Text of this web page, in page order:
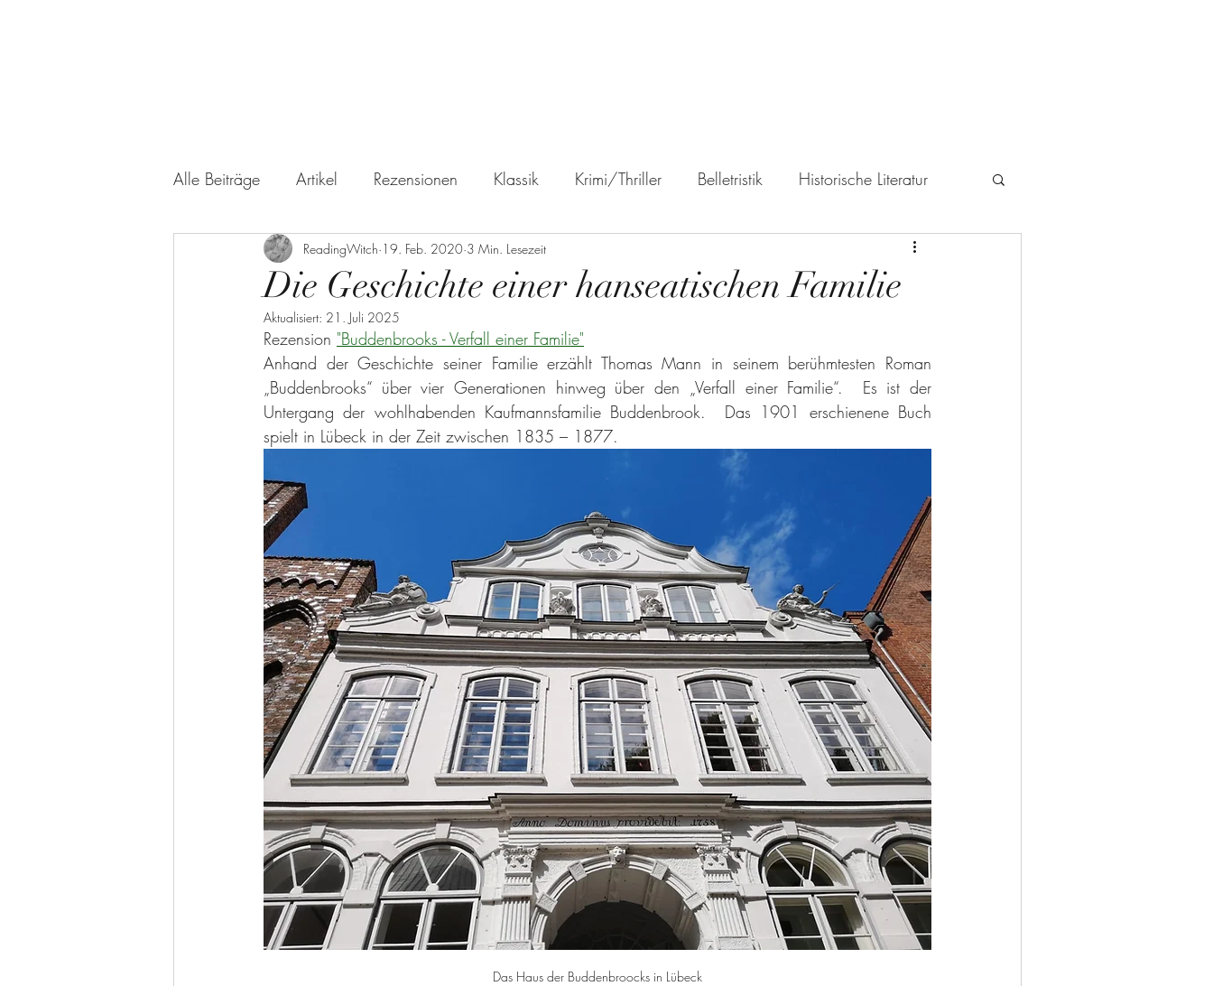
Alle Beiträge Artikel Rezensionen Klassik Krimi/Thriller Belletristik Historische Literatur
Kinder- und Jugendliteratur Fantasy Science Fiction
Freunde & Familie Sachbuch
Die Geschichte einer hanseatischen Familie
ReadingWitch 19. Feb. 2020 3 Min. Lesezeit
Aktualisiert: 21. Juli 2025
Rezension "Buddenbrooks - Verfall einer Familie"
Anhand der Geschichte seiner Familie erzählt Thomas Mann in seinem berühmtesten Roman
„Buddenbrooks“ über vier Generationen hinweg über den „Verfall einer Familie“.  Es ist der
Untergang der wohlhabenden Kaufmannsfamilie Buddenbrook.  Das 1901 erschienene Buch
spielt in Lübeck in der Zeit zwischen 1835 – 1877.
Das Haus der Buddenbroocks in Lübeck